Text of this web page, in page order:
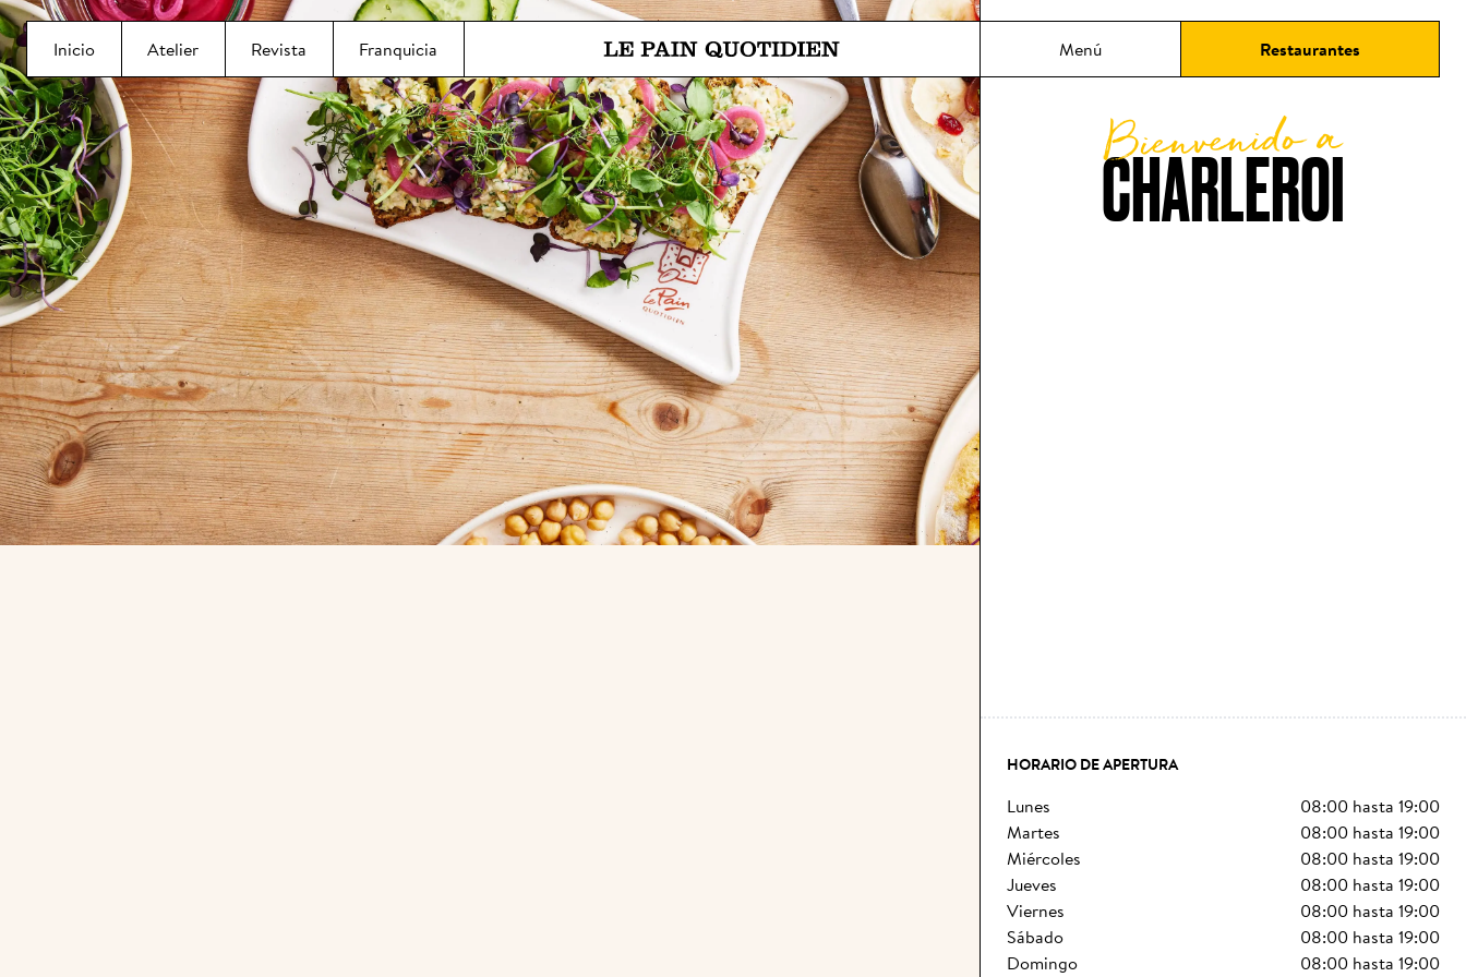
Ir directamente al contenido principal
Inicio
Atelier Revista Franquicia
Le Pain Quotidien significa: El pan de cada día
Menú Restaurantes
CHARLEROI
Bienvenido a
HORARIO DE APERTURA
lunes 08:00 hasta 19:00
martes
08:00 hasta 19:00
miércoles
08:00 hasta 19:00
jueves
08:00 hasta 19:00
viernes
08:00 hasta 19:00
sábado
08:00 hasta 19:00
domingo
08:00 hasta 19:00